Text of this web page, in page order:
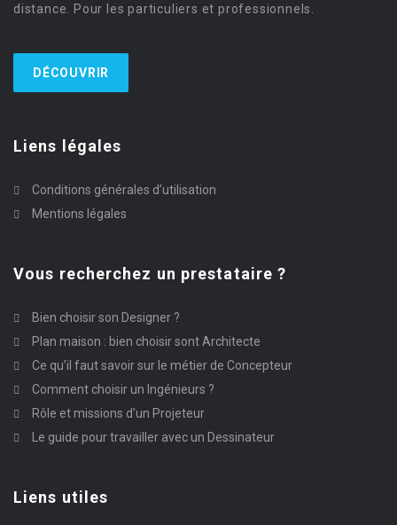
distance. Pour les particuliers et professionnels.
DÉCOUVRIR
Liens légales
Conditions générales d’utilisation
Mentions légales
Vous recherchez un prestataire ?
Bien choisir son Designer ?
Plan maison : bien choisir sont Architecte
Ce qu’il faut savoir sur le métier de Concepteur
Comment choisir un Ingénieurs ?
Rôle et missions d’un Projeteur
Le guide pour travailler avec un Dessinateur
Liens utiles